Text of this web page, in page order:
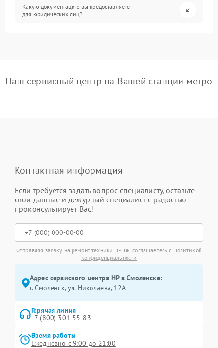
Какую документацию вы предоставляете
для юридических лиц?
Наш сервисный центр на Вашей станции метро
Контактная информация
Если требуется задать вопрос специалисту, оставьте
свои данные и дежурный специалист с радостью
проконсультирует Вас!
Отправляя заявку на ремонт техники HP, Вы соглашаетесь с Политикой
конфиденциальности
Адрес сервисного центра HP в Смоленске:
г. Смоленск, ул. Николаева, 12А
Горячая линия
+7 (800) 301-55-83
Время работы
Ежедневно с 9:00 до 21:00